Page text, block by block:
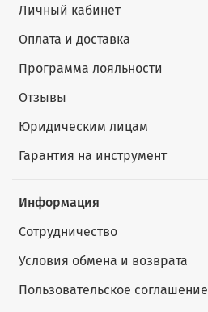
Личный кабинет
Оплата и доставка
Программа лояльности
Отзывы
Юридическим лицам
Гарантия на инструмент
Информация
Сотрудничество
Условия обмена и возврата
Пользовательское соглашение